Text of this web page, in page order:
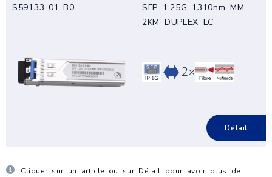
S59133-01-B0
SFP 1.25G 1310nm MM
2KM DUPLEX LC
2×
Détail
Cliquer sur un article ou sur Détail pour avoir plus de